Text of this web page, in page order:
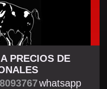
TUNING
PRECIOS DE
whatsapp